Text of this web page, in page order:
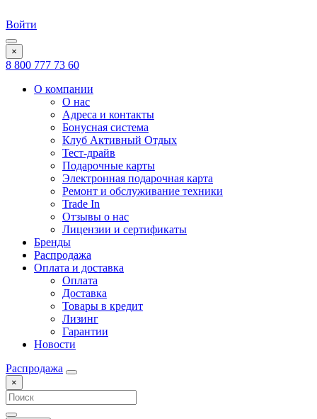
Войти
×
8 800 777 73 60
О компании
О нас
Адреса и контакты
Бонусная система
Клуб Активный Отдых
Тест-драйв
Подарочные карты
Электронная подарочная карта
Ремонт и обслуживание техники
Trade In
Отзывы о нас
Лицензии и сертификаты
Бренды
Распродажа
Оплата и доставка
Оплата
Доставка
Товары в кредит
Лизинг
Гарантии
Новости
Распродажа
×